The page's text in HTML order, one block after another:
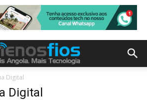
Digital
Digital